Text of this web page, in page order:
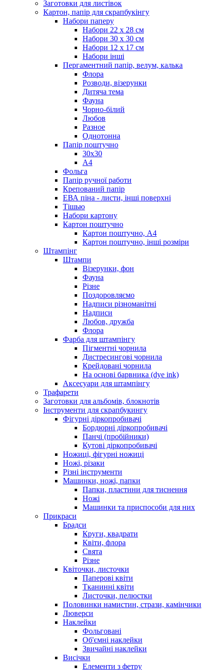
Заготовки для листівок
Картон, папір для скрапбукінгу
Набори паперу
Набори 22 х 28 см
Набори 30 х 30 см
Набори 12 х 17 см
Набори інші
Пергаментний папір, велум, калька
Флора
Розводи, візерунки
Дитяча тема
Фауна
Чорно-білий
Любов
Разное
Однотонна
Папір поштучно
30х30
А4
Фольга
Папір ручної работи
Крепований папір
ЕВА піна - листи, інші поверхні
Тішью
Набори картону
Картон поштучно
Картон поштучно, А4
Картон поштучно, інші розміри
Штампінг
Штампи
Візерунки, фон
Фауна
Різне
Поздоровляємо
Надписи різноманітні
Надписи
Любов, дружба
Флора
Фарба для штампінгу
Пігментні чорнила
Дистресингові чорнила
Крейдовані чорнила
На основі барвника (dye ink)
Аксесуари для штампінгу
Трафарети
Заготовки для альбомів, блокнотів
Інструменти для скрапбукингу
Фігурні діркопробивачі
Бордюрні діркопробивачі
Панчі (пробійники)
Кутові діркопробивачі
Ножиці, фігурні ножиці
Ножі, різаки
Різні інструменти
Машинки, ножі, папки
Папки, пластини для тиснення
Ножі
Машинки та приспособи для них
Прикраси
Брадси
Круги, квадрати
Квіти, флора
Свята
Різне
Квіточки, листочки
Паперові квіти
Тканинні квіти
Листочки, пелюстки
Половинки намистин, стрази, камінчики
Люверси
Наклейки
Фольговані
Об'ємні наклейки
Звичайні наклейки
Висічки
Елементи з фетру